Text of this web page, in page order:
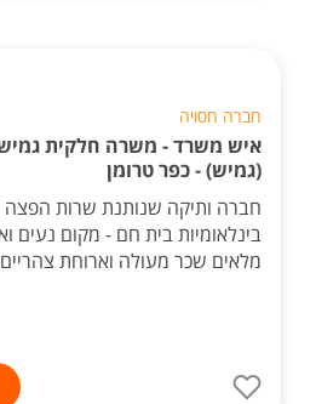
חברה חסויה
(גמיש) - כפר טרומן
חברה ותיקה שנותנת שרות הפצה
בינלאומיות בית חם - מקום נעים
מלאים שכר מעולה וארוחת